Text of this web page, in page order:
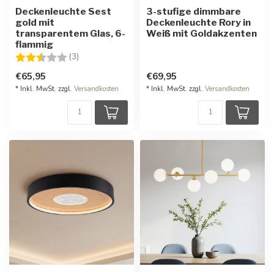
Deckenleuchte Sest
gold mit
transparentem Glas, 6-
flammig
Bewertung:
(3)
€65,95
* Inkl. MwSt. zzgl. Versandkosten
3-stufige dimmbare
Deckenleuchte Rory in
Weiß mit Goldakzenten
€69,95
* Inkl. MwSt. zzgl. Versandkosten